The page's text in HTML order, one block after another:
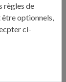
avec un trait
jusqu’à obtenir
7 minutes.
Mélangez
règles de
optionnels,
ci-